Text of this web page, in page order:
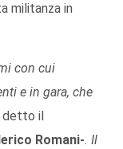
militanza in
con cui
e in gara, che
detto il
Romani-. Il